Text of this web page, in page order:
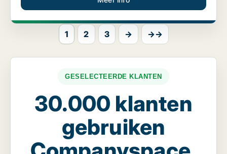
1 2 3 → →→
GESELECTEERDE KLANTEN
30.000 klanten
gebruiken